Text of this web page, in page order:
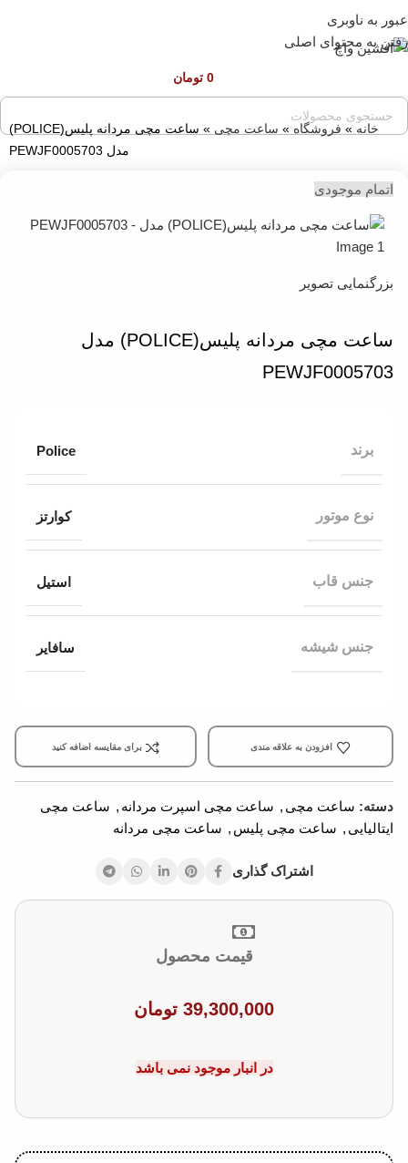
عبور به ناوبری
رفتن به محتوای اصلی
0 تومان
خانه » فروشگاه » ساعت مچی »
ساعت مچی مردانه پلیس(POLICE)
مدل PEWJF0005703
اتمام موجودی
بزرگنمایی تصویر
ساعت مچی مردانه پلیس(POLICE) مدل
PEWJF0005703
برند Police
نوع موتور کوارتز
جنس قاب استیل
جنس شیشه سافایر
افزودن به علاقه مندی برای مقایسه اضافه کنید
دسته: ساعت مچی , ساعت مچی اسپرت مردانه , ساعت مچی
ایتالیایی , ساعت مچی پلیس , ساعت مچی مردانه
اشتراک گذاری
قیمت محصول
39,300,000 تومان
در انبار موجود نمی باشد
قبل از ثبت سفارش ، موجودی محصول مورد نظر را از ما